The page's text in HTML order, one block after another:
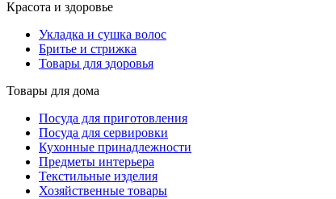
Красота и здоровье
Укладка и сушка волос
Бритье и стрижка
Товары для здоровья
Товары для дома
Посуда для приготовления
Посуда для сервировки
Кухонные принадлежности
Предметы интерьера
Текстильные изделия
Хозяйственные товары